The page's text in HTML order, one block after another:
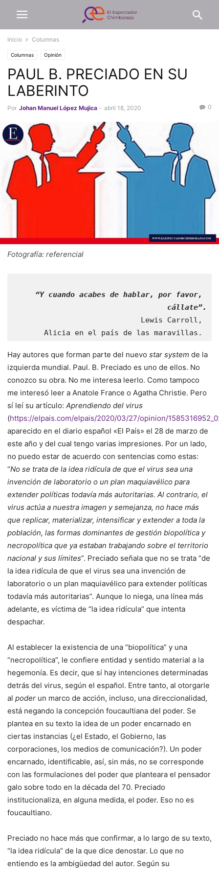
Inicio Columnas
Columnas Opinión
PAUL B. PRECIADO EN SU
LABERINTO
Por Johan Manuel López Mujica - abril 18, 2020 0
Fotografía: referencial
“Y cuando acabes de hablar, por favor,
cállate”.
Lewis Carroll,
Alicia en el país de las maravillas.
Hay autores que forman parte del nuevo star system de la
izquierda mundial. Paul. B. Preciado es uno de ellos. No
conozco su obra. No me interesa leerlo. Como tampoco
me interesó leer a Anatole France o Agatha Christie. Pero
sí leí su artículo: Aprendiendo del virus
(https://elpais.com/elpais/2020/03/27/opinion/
aparecido en el diario español «El País» el 28 de marzo de
este año y del cual tengo varias impresiones. Por un lado,
no puedo estar de acuerdo con sentencias como estas:
“No se trata de la idea ridícula de que el virus sea una
invención de laboratorio o un plan maquiavélico para
extender políticas todavía más autoritarias. Al contrario, el
virus actúa a nuestra imagen y semejanza, no hace más
que replicar, materializar, intensificar y extender a toda la
población, las formas dominantes de gestión biopolítica y
necropolítica que ya estaban trabajando sobre el territorio
nacional y sus límites”. Preciado señala que no se trata “de
la idea ridícula de que el virus sea una invención de
laboratorio o un plan maquiavélico para extender políticas
todavía más autoritarias”. Aunque lo niega, una línea más
adelante, es víctima de “la idea ridícula” que intenta
despachar.
Al establecer la existencia de una “biopolítica” y una
“necropolítica”, le confiere entidad y sentido material a la
hegemonía. Es decir, que sí hay intenciones determinadas
detrás del virus, según el español. Entre tanto, al otorgarle
al poder un marco de acción, incluso, una direccionalidad,
está negando la concepción foucaultiana del poder. Se
plantea en su texto la idea de un poder encarnado en
ciertas instancias (¿el Estado, el Gobierno, las
corporaciones, los medios de comunicación?). Un poder
encarnado, identificable, así, sin más, no se corresponde
con las formulaciones del poder que planteara el pensador
galo sobre todo en la década del 70. Preciado
institucionaliza, en alguna medida, el poder. Eso no es
foucaultiano.
Preciado no hace más que confirmar, a lo largo de su texto,
“la idea ridícula” de la que dice denostar. Lo que no
entiendo es la ambigüedad del autor. Según su